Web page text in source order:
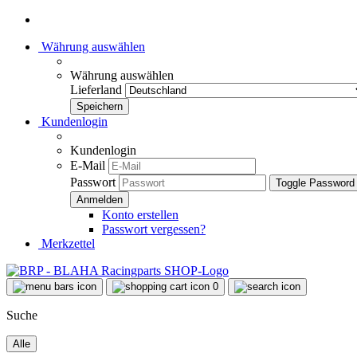
Währung auswählen
Währung auswählen
Lieferland
Kundenlogin
Kundenlogin
E-Mail
Passwort
Toggle
Konto erstellen
Passwort vergessen?
Merkzettel
0
Suche
Alle